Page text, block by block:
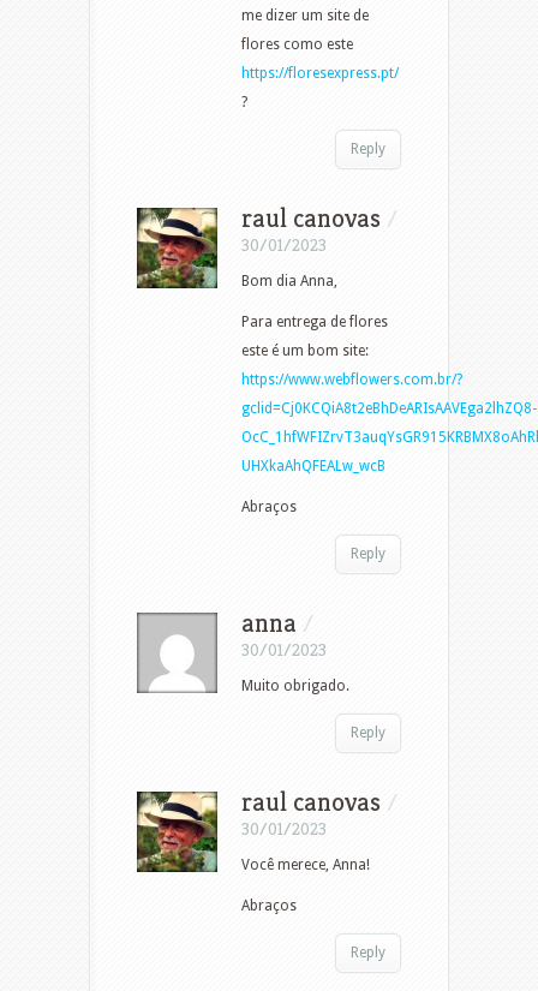
me dizer um site de
flores como este
https://floresexpress.pt/
?
Reply
raul canovas /
30/01/2023
Bom dia Anna,
Para entrega de flores
este é um bom site:
https://www.webflowers.com.br/?
gclid=Cj0KCQiA8t2eBhDeARIsAAVEga2lhZQ8-
UHXkaAhQFEALw_wcB
Abraços
Reply
anna /
30/01/2023
Muito obrigado.
Reply
raul canovas /
30/01/2023
Você merece, Anna!
Abraços
Reply